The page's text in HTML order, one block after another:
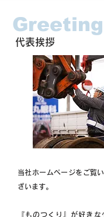
​代表挨拶
Greeting
当社ホームページをご覧
ざいます。
『ものつくり』が好き